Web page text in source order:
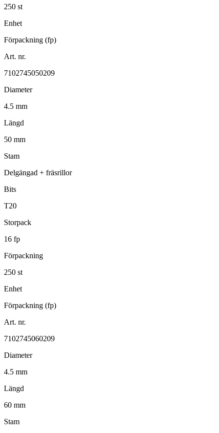
250 st
Enhet
Förpackning (fp)
Art. nr.
7102745050209
Diameter
4.5 mm
Längd
50 mm
Stam
Delgängad + fräsrillor
Bits
T20
Storpack
16 fp
Förpackning
250 st
Enhet
Förpackning (fp)
Art. nr.
7102745060209
Diameter
4.5 mm
Längd
60 mm
Stam